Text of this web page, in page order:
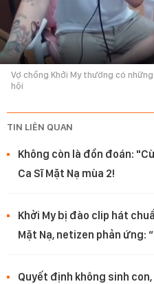
Vợ chồng Khởi My thường có
hội
TIN LIÊN QUAN
Không còn là đồn đoán:
Ca Sĩ Mặt Nạ mùa 2!
Khởi My bị đào clip hát
Mặt Nạ, netizen phản ứng:
Quyết định không sinh